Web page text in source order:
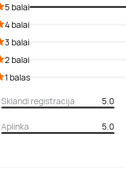
5 balai
4 balai
3 balai
2 balai
1 balas
Sklandi registracija 5.0
Aplinka 5.0